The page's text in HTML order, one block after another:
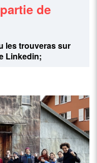
de
les trouveras sur
Linkedin;